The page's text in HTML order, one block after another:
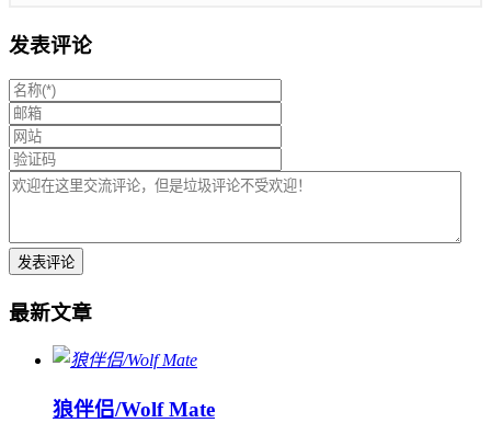
发表评论
最新文章
狼伴侣/Wolf Mate